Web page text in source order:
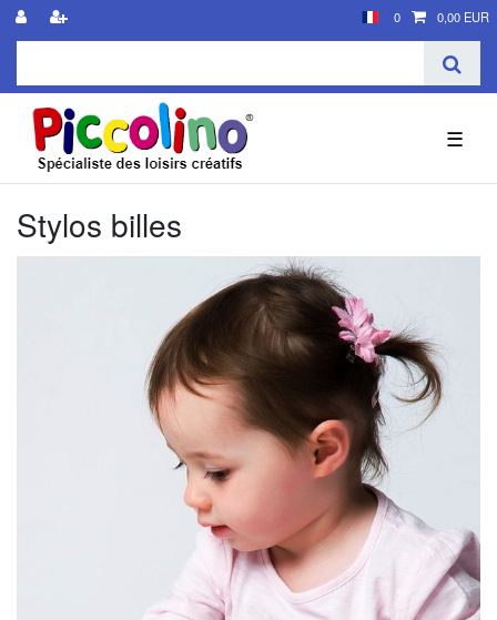
0 0,00 EUR
☰
Stylos billes